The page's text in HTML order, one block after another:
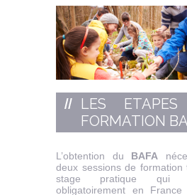
LES
FORMATION
L’obtention du BAFA
deux sessions de formation
stage pratique qui
obligatoirement en